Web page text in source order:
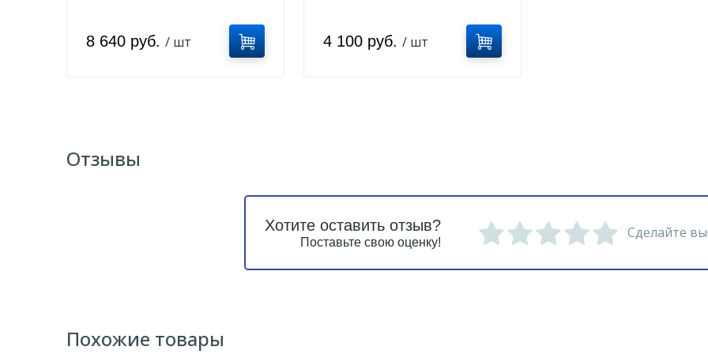
8 640 руб. / шт 4 100 руб. / шт
Отзывы
Хотите оставить отзыв?
Поставьте свою оценку!
Сделайте
Похожие товары